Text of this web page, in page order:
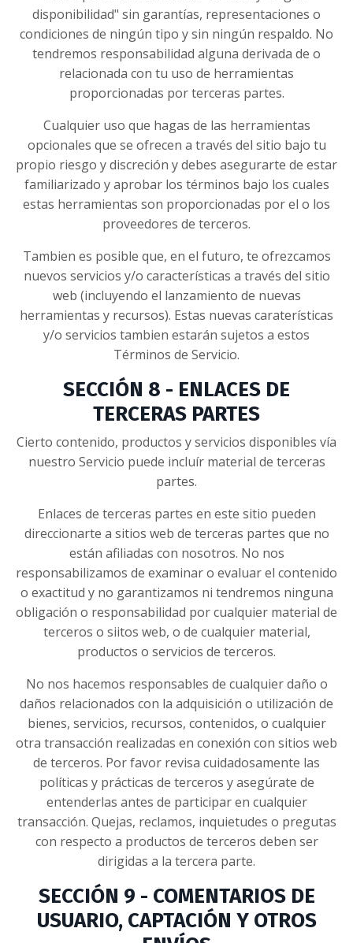
disponibilidad" sin garantías, representaciones o
condiciones de ningún tipo y sin ningún respaldo. No
tendremos responsabilidad alguna derivada de o
relacionada con tu uso de herramientas
proporcionadas por terceras partes.
Cualquier uso que hagas de las herramientas
opcionales que se ofrecen a través del sitio bajo tu
propio riesgo y discreción y debes asegurarte de estar
familiarizado y aprobar los términos bajo los cuales
estas herramientas son proporcionadas por el o los
proveedores de terceros.
Tambien es posible que, en el futuro, te ofrezcamos
nuevos servicios y/o características a través del sitio
web (incluyendo el lanzamiento de nuevas
herramientas y recursos). Estas nuevas caraterísticas
y/o servicios tambien estarán sujetos a estos
Términos de Servicio.
SECCIÓN 8 - ENLACES DE
TERCERAS PARTES
Cierto contenido, productos y servicios disponibles vía
nuestro Servicio puede incluír material de terceras
partes.
Enlaces de terceras partes en este sitio pueden
direccionarte a sitios web de terceras partes que no
están afiliadas con nosotros. No nos
responsabilizamos de examinar o evaluar el contenido
o exactitud y no garantizamos ni tendremos ninguna
obligación o responsabilidad por cualquier material de
terceros o siitos web, o de cualquier material,
productos o servicios de terceros.
No nos hacemos responsables de cualquier daño o
daños relacionados con la adquisición o utilización de
bienes, servicios, recursos, contenidos, o cualquier
otra transacción realizadas en conexión con sitios web
de terceros. Por favor revisa cuidadosamente las
políticas y prácticas de terceros y asegúrate de
entenderlas antes de participar en cualquier
transacción. Quejas, reclamos, inquietudes o pregutas
con respecto a productos de terceros deben ser
dirigidas a la tercera parte.
SECCIÓN 9 - COMENTARIOS DE
USUARIO, CAPTACIÓN Y OTROS